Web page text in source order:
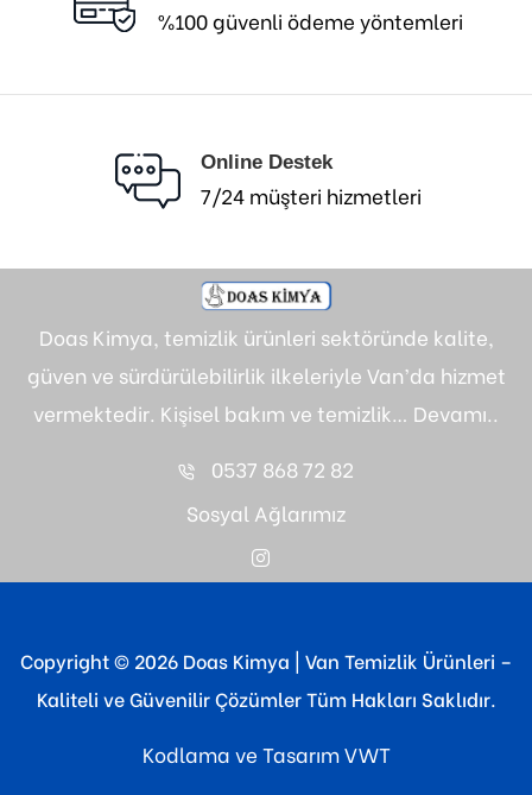
%100 güvenli ödeme yöntemleri
Online Destek
7/24 müşteri hizmetleri
Doas Kimya, temizlik ürünleri sektöründe kalite,
güven ve sürdürülebilirlik ilkeleriyle Van’da hizmet
vermektedir. Kişisel bakım ve temizlik… Devamı..
0537 868 72 82
Sosyal Ağlarımız
Copyright © 2026 Doas Kimya | Van Temizlik Ürünleri –
Kaliteli ve Güvenilir Çözümler Tüm Hakları Saklıdır.
Kodlama ve TasarımVWT